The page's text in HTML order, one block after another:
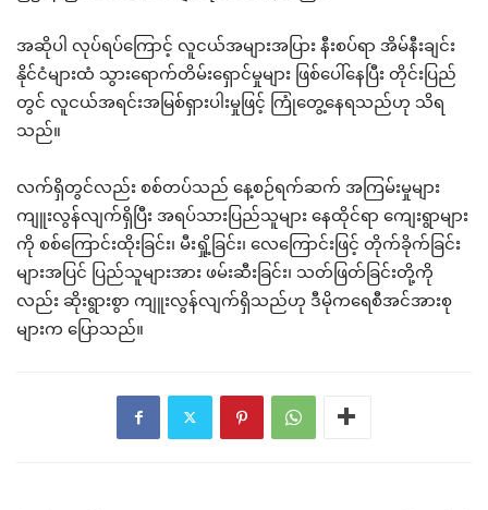
အဆိုပါ လုပ်ရပ်ကြောင့် လူငယ်အများအပြား နီးစပ်ရာ အိမ်နီးချင်း
နိုင်ငံများထံ သွားရောက်တိမ်းရှောင်မှုများ ဖြစ်ပေါ်နေပြီး တိုင်းပြည်
တွင် လူငယ်အရင်းအမြစ်ရှားပါးမှုဖြင့် ကြုံတွေ့နေရသည်ဟု သိရ
သည်။
လက်ရှိတွင်လည်း စစ်တပ်သည် နေ့စဉ်ရက်ဆက် အကြမ်းမှုများ
ကျူးလွန်လျက်ရှိပြီး အရပ်သားပြည်သူများ နေထိုင်ရာ ကျေးရွာများ
ကို စစ်ကြောင်းထိုးခြင်း၊ မီးရှို့ခြင်း၊ လေကြောင်းဖြင့် တိုက်ခိုက်ခြင်း
များအပြင် ပြည်သူများအား ဖမ်းဆီးခြင်း၊ သတ်ဖြတ်ခြင်းတို့ကို
လည်း ဆိုးရွားစွာ ကျူးလွန်လျက်ရှိသည်ဟု ဒီမိုကရေစီအင်အားစု
များက ပြောသည်။